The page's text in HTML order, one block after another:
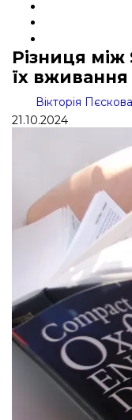
Різниця
їх вживання
Вікторія Пєскова
21.10.2024